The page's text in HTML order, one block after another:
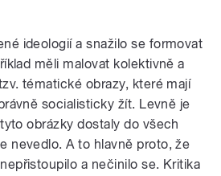
ideologií a snažilo se formovat
měli malovat kolektivně a
tématické obrazy, které mají
socialisticky žít. Levně je
obrázky dostaly do všech
nevedlo. A to hlavně proto, že
a nečinilo se. Kritika